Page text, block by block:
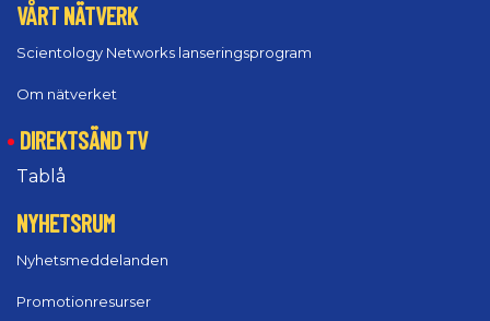
VÅRT NÄTVERK
Scientology Networks lanseringsprogram
Om nätverket
DIREKTSÄND TV
Tablå
NYHETSRUM
Nyhetsmeddelanden
Promotionresurser